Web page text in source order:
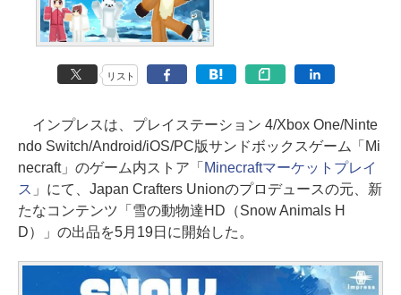
リスト
インプレスは、プレイステーション 4/Xbox One/Ninte
ndo Switch/Android/iOS/PC版サンドボックスゲーム「Mi
necraft」のゲーム内ストア「 Minecraftマーケットプレイ
ス 」にて、Japan Crafters Unionのプロデュースの元、新
たなコンテンツ「雪の動物達HD（Snow Animals H
D）」の出品を5月19日に開始した。